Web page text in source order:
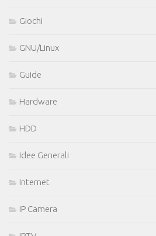
Giochi
GNU/Linux
Guide
Hardware
HDD
Idee Generali
Internet
IP Camera